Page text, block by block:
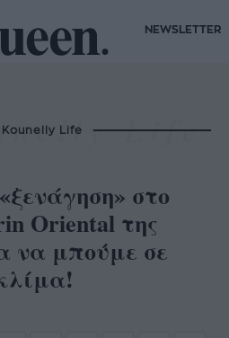
NEWSLETTER
Life
στο
Oriental της
να μπούμε σε